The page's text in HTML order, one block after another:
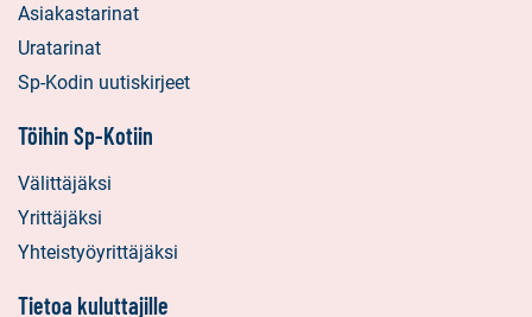
Asiakastarinat
Uratarinat
Sp-Kodin uutiskirjeet
Töihin Sp-Kotiin
Välittäjäksi
Yrittäjäksi
Yhteistyöyrittäjäksi
Tietoa kuluttajille